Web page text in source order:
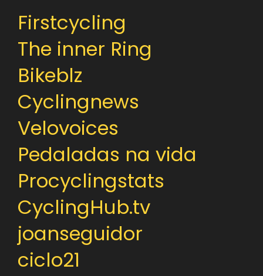
Firstcycling
The inner Ring
Bikeblz
Cyclingnews
Velovoices
Pedaladas na vida
Procyclingstats
CyclingHub.tv
joanseguidor
ciclo21